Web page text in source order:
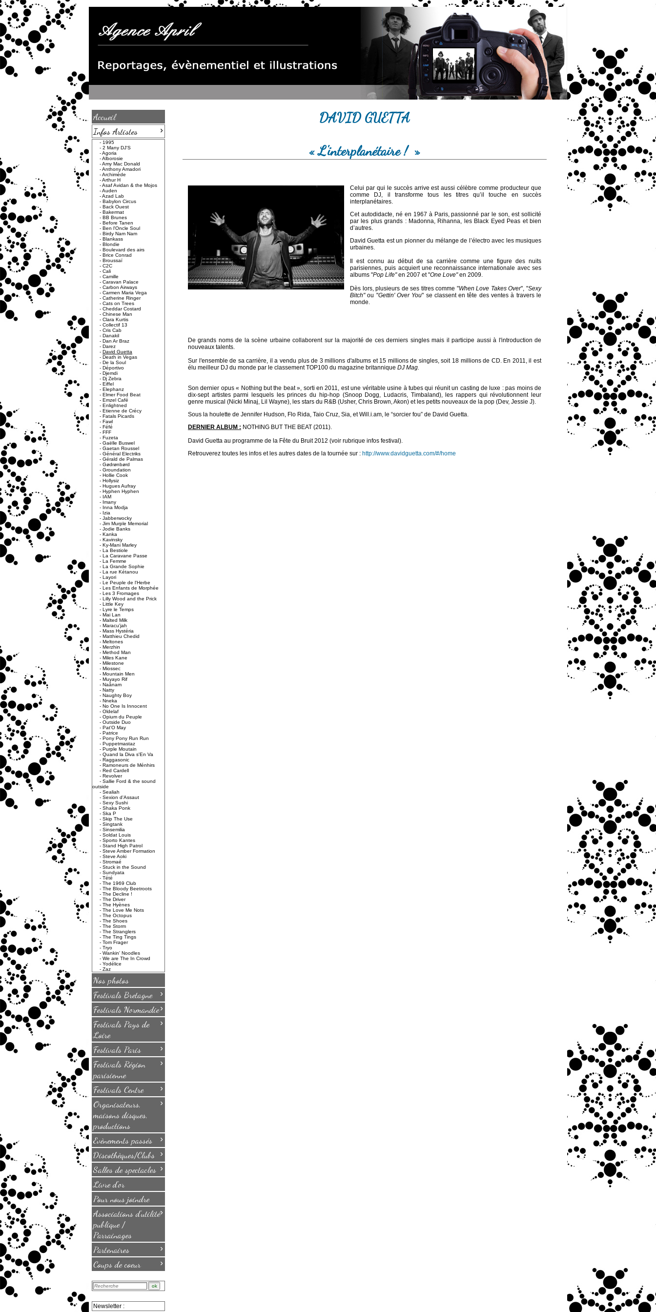
Accueil
Infos Artistes
›
- 1995
- 2 Many DJ'S
-Agoria
-Alborosie
-Amy Mac Donald
-Anthony Amadori
-Archimède
-Arthur H
-Asaf Avidan & the Mojos
-Auden
-Azad Lab
- Babylon Circus
- Back Ouest
- Bakermat
- BB Brunes
- Before Tanen
- Ben l'Oncle Soul
- Birdy Nam Nam
- Blankass
- Blondie
- Boulevard des airs
- Brice Conrad
- Broussaï
- C2C
- Cali
- Camille
- Caravan Palace
- Carbon Airways
- Carmen Maria Vega
- Catherine Ringer
- Cats on Trees
- Cheddar Costard
- Chinese Man
- Clara Kurtis
- Collectif 13
- Cris Cab
- Danakil
- Dan Ar Braz
- Darez
- David Guetta
- Death in Vegas
- De la Soul
- Déportivo
- Djemdi
- Dj Zebra
- Eiffel
- Elephanz
- Elmer Food Beat
- Emzel Café
- Enlightned
- Etienne de Crécy
- Fatals Picards
- Fawl
- Féfé
- FFF
- Fuzeta
- Gaëlle Buswel
- Gaetan Roussel
- Général Electriks
- Gérald de Palmas
- Gødrønbørd
- Groundation
- Hollie Cook
- Hollysiz
- Hugues Aufray
- Hyphen Hyphen
- IAM
- Imany
- Inna Modja
- Izia
- Jabberwocky
- Jim Murple Memorial
- Jodie Banks
- Kanka
- Kavinsky
- Ky-Mani Marley
- La Bestiole
- La Caravane Passe
- La Femme
- La Grande Sophie
- La rue Kétanou
- Layori
- Le Peuple de l'Herbe
- Les Enfants de Morphée
- Les 3 Fromages
- Lilly Wood and the Prick
- Little Key
- Lyre le Temps
- Mai Lan
- Malted Milk
- Maracu'jah
- Mass Hystéria
- Matthieu Chedid
- Meltones
- Merzhin
- Method Man
- Miles Kane
- Milestone
- Miossec
- Mountain Men
- Muyayo Rif
- Naânam
- Natty
- Naughty Boy
- Nneka
- No One Is Innocent
- Oldelaf
- Opium du Peuple
- Outside Duo
- Pat'O May
- Patrice
- Pony Pony Run Run
- Puppetmastaz
- Purple Moutain
- Quand la Diva s'En Va
- Raggasonic
- Ramoneurs de Ménhirs
- Red Cardell
- Revolver
- Sallie Ford & the sound
outside
- Sealiah
- Sexion d'Assaut
- Sexy Sushi
- Shaka Ponk
- Ska P
- Skip The Use
- Singtank
- Sinsemilia
- Soldat Louis
- Sporto Kantes
- Stand High Patrol
- Steve Amber Formation
- Steve Aoki
- Stromaé
- Stuck in the Sound
- Sundyata
- Tété
- The 1969 Club
- The Bloody Beetroots
- The Decline !
- The Driver
- The Hyènes
- The Love Me Nots
- The Octopus
- The Shoes
- The Storm
- The Stranglers
- The Ting Tings
- Tom Frager
- Tryo
- Wankin' Noodles
- We are The In Crowd
- Yodélice
- Zaz
Nos photos
Festivals Bretagne
›
Festivals Normandie›
Festivals Pays de
Loire
›
Festivals Paris ›
Festivals Région
parisienne
›
Festivals Centre ›
Organisateurs,
maisons disques,
productions
›
Evènements passés ›
Discothèques/Clubs ›
Salles de spectacles ›
Livre d'or
Pour nous joindre
Associations d'utilité
publique /
Parrainages
›
Partenaires ›
Coups de coeur ›
Newsletter :
DAVID GUETTA
« L'interplanétaire ! »
Celui par qui le succès arrive est aussi célèbre comme producteur que
comme DJ, il transforme tous les titres qu’il touche en succès
interplanétaires.
Cet autodidacte, né en 1967 à Paris, passionné par le son, est sollicité
par les plus grands : Madonna, Rihanna, les Black Eyed Peas et bien
d’autres.
David Guetta est un pionner du mélange de l’électro avec les musiques
urbaines.
Il est connu au début de sa carrière comme une figure des nuits
parisiennes, puis acquiert une reconnaissance internationale avec ses
albums "Pop Life"en 2007 et "One Love"en 2009.
Dès lors, plusieurs de ses titres comme "When Love Takes Over", "Sexy
Bitch"ou "Gettin' Over You" se classent en tête des ventes à travers le
monde.
De grands noms de la scène urbaine collaborent sur la majorité de ces derniers singles mais il participe aussi à l'introduction de
nouveaux talents.
Sur l'ensemble de sa carrière, il a vendu plus de 3 millions d'albums et 15 millions de singles, soit 18 millions de CD. En 2011, il est
élu meilleur DJ du monde par le classement TOP100 du magazine britannique DJ Mag.
Son dernier opus « Nothing but the beat », sorti en 2011, est une véritable usine à tubes qui réunit un casting de luxe : pas moins de
dix-sept artistes parmi lesquels les princes du hip-hop (Snoop Dogg, Ludacris, Timbaland), les rappers qui révolutionnent leur
genre musical (Nicki Minaj, Lil Wayne), les stars du R&B (Usher, Chris Brown, Akon) et les petits nouveaux de la pop (Dev, Jessie J).
Sous la houlette de Jennifer Hudson, Flo Rida, Taio Cruz, Sia, et Will.i.am, le “sorcier fou” de David Guetta.
DERNIER ALBUM : NOTHING BUT THE BEAT (2011).
David Guetta au programme de la Fête du Bruit 2012 (voir rubrique infos festival).
Retrouverez toutes les infos et les autres dates de la tournée sur : http://www.davidguetta.com/#/home